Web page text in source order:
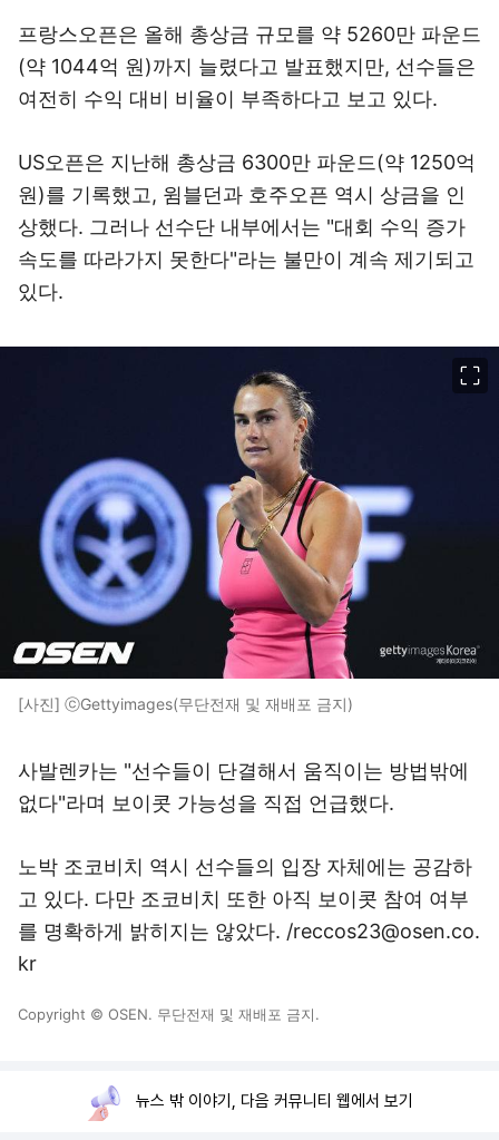
프랑스오픈은 올해 총상금 규모를 약 5260만 파운드
(약 1044억 원)까지 늘렸다고 발표했지만, 선수들은
여전히 수익 대비 비율이 부족하다고 보고 있다.
US오픈은 지난해 총상금 6300만 파운드(약 1250억
원)를 기록했고, 윔블던과 호주오픈 역시 상금을 인
상했다. 그러나 선수단 내부에서는 "대회 수익 증가
속도를 따라가지 못한다"라는 불만이 계속 제기되고
있다.
[사진] ⓒGettyimages(무단전재 및 재배포 금지)
사발렌카는 "선수들이 단결해서 움직이는 방법밖에
없다"라며 보이콧 가능성을 직접 언급했다.
노박 조코비치 역시 선수들의 입장 자체에는 공감하
고 있다. 다만 조코비치 또한 아직 보이콧 참여 여부
를 명확하게 밝히지는 않았다. /reccos23@osen.co.
kr
Copyright © OSEN. 무단전재 및 재배포 금지.
뉴스 밖 이야기, 다음 커뮤니티 웹에서 보기